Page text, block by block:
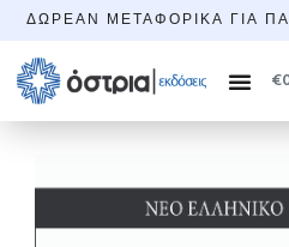
ΔΩΡΕΆΝ ΜΕΤΑΦΟΡΙΚΆ ΓΙΑ
€